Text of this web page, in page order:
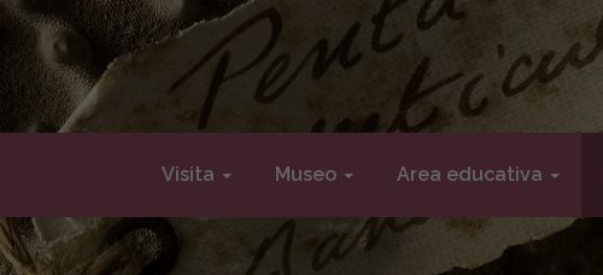
Visita Museo Area educativa